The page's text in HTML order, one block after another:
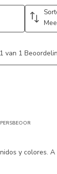
1 van 1
y colores.